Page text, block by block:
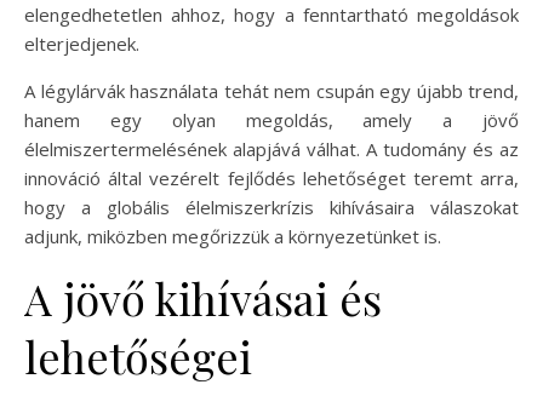
elengedhetetlen ahhoz, hogy a fenntartható megoldások
elterjedjenek.
A légylárvák használata tehát nem csupán egy újabb trend,
hanem egy olyan megoldás, amely a jövő
élelmiszertermelésének alapjává válhat. A tudomány és az
innováció által vezérelt fejlődés lehetőséget teremt arra,
hogy a globális élelmiszerkrízis kihívásaira válaszokat
adjunk, miközben megőrizzük a környezetünket is.
A jövő kihívásai és
lehetőségei